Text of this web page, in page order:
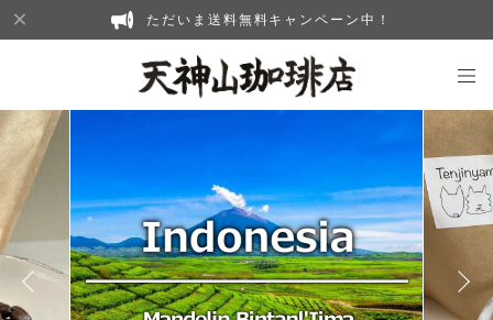
ただいま送料無料キャンペーン中！